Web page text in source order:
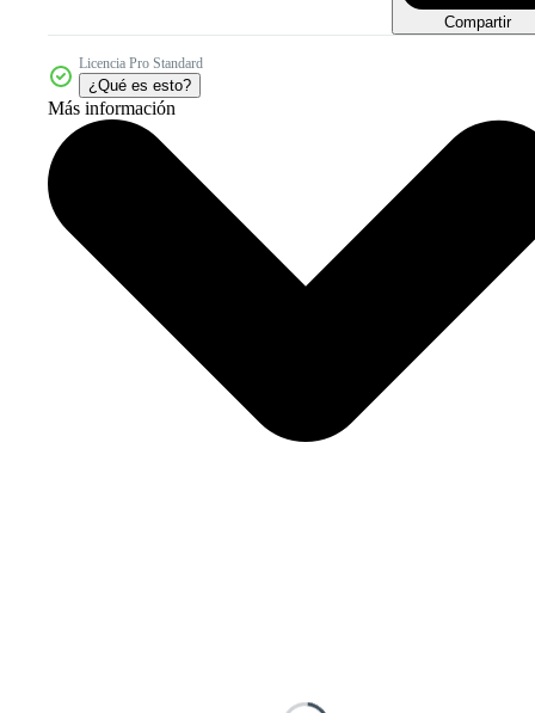
Compartir
Licencia Pro Standard
¿Qué es esto?
Más información